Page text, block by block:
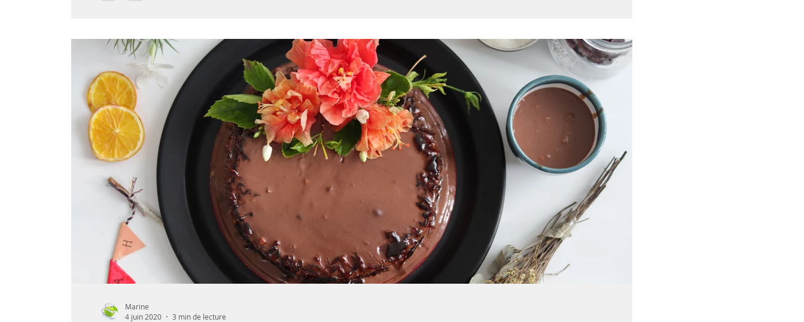
Marine
4 juin 2020
3 min de lecture